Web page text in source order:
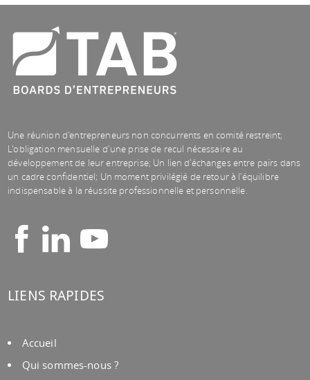
Une réunion d'entrepreneurs non concurrents en comité restreint;
L'obligation mensuelle d'une prise de recul nécessaire au
développement de leur entreprise; Un lien d'échanges entre pairs dans
un cadre confidentiel; Un moment privilégié de retour à l'équilibre
indispensable à la réussite professionnelle et personnelle.
LIENS RAPIDES
Accueil
Qui sommes-nous ?